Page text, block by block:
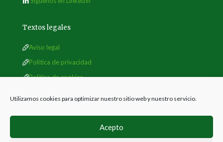
Utilizamos cookies para optimizar nuestro sitio web y nuestro servicio.
Acepto
Textos legales
Aviso legal
Política de privacidad
Política de cookies